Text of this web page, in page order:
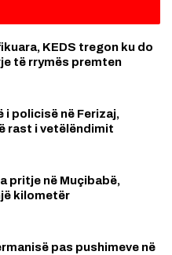
KEDS tregon ku do
të rrymës premten
i policisë në Ferizaj,
rast i vetëlëndimit
pritje në Muçibabë,
kilometër
pas pushimeve në